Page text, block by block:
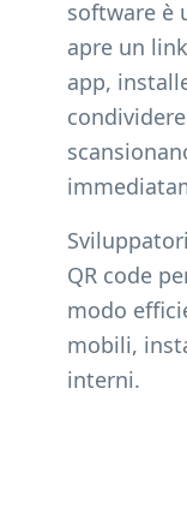
software è
apre un
app,
QR code
modo
mobili,
interni.